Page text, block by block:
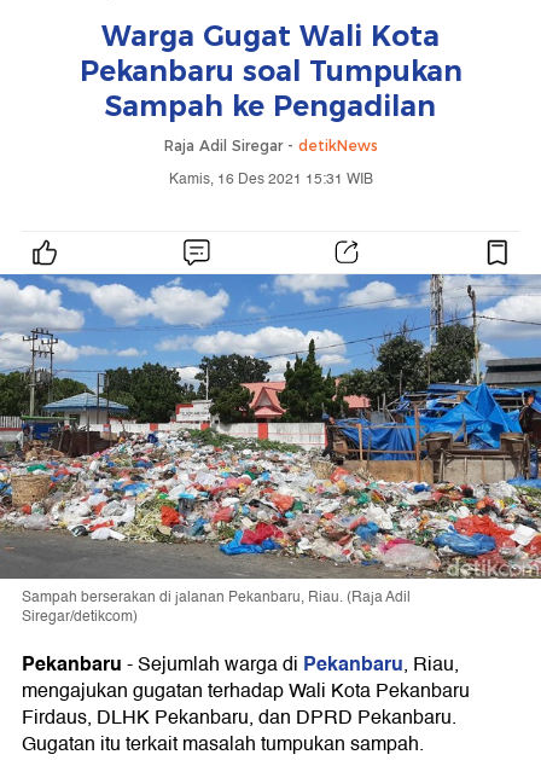
Warga Gugat Wali Kota
Pekanbaru soal Tumpukan
Sampah ke Pengadilan
Raja Adil Siregar - detikNews
Kamis, 16 Des 2021 15:31 WIB
Sampah berserakan di jalanan Pekanbaru, Riau. (Raja Adil
Siregar/detikcom)
Pekanbaru-Sejumlah warga di Pekanbaru, Riau,
mengajukan gugatan terhadap Wali Kota Pekanbaru
Firdaus, DLHK Pekanbaru, dan DPRD Pekanbaru.
Gugatan itu terkait masalah tumpukan sampah.